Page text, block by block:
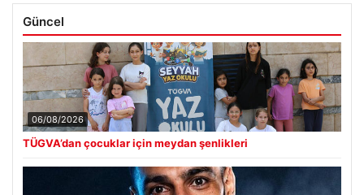
Güncel
06/08/2026
TÜGVA’dan çocuklar için meydan şenlikleri